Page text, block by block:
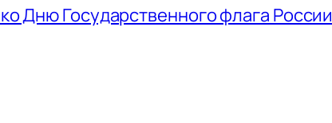
Дню Государственного флага России